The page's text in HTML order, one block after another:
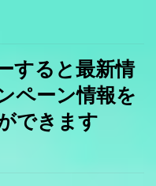
すると最新情
ペーン情報を
できます